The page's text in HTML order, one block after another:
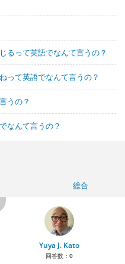
るって英語でなんて言うの？
って英語でなんて言うの？
うの？
なんて言うの？
総合
Yuya J. Kato
回答数： 0